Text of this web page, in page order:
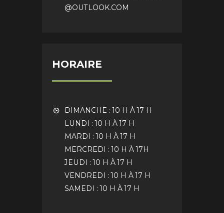
@OUTLOOK.COM
HORAIRE
DIMANCHE : 10 H À 17 H
LUNDI : 10 H À 17 H
MARDI : 10 H À 17 H
MERCREDI : 10 H À 17H
JEUDI : 10 H À 17 H
VENDREDI : 10 H À 17 H
SAMEDI : 10 H À 17 H